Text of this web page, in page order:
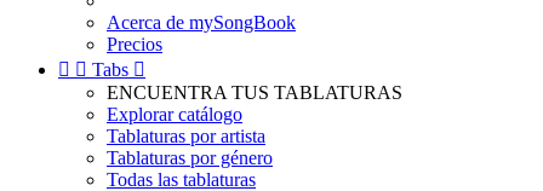
Acerca de mySongBook
Precios
  Tabs 
ENCUENTRA TUS TABLATURAS
Explorar catálogo
Tablaturas por artista
Tablaturas por género
Todas las tablaturas